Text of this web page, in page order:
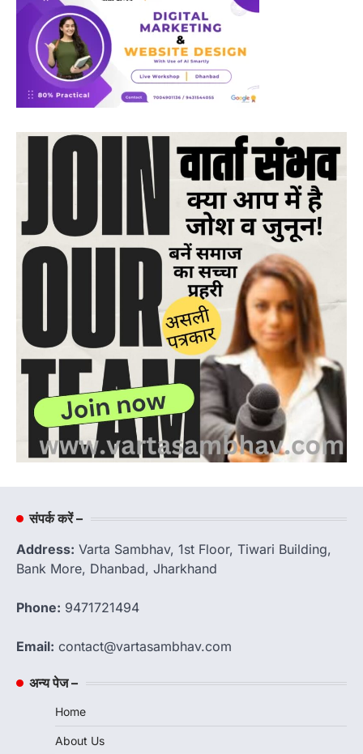
संपर्क करें –
Address: Varta Sambhav, 1st Floor, Tiwari Building,
Bank More, Dhanbad, Jharkhand
Phone: 9471721494
Email: contact@vartasambhav.com
अन्य पेज –
Home
About Us